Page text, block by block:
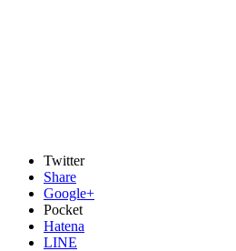
Twitter
Share
Google+
Pocket
Hatena
LINE